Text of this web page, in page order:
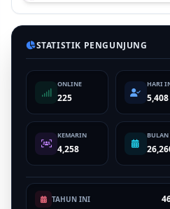
STATISTIK PENGUNJUNG
ONLINE
225
HARI
5,408
KEMARIN
4,258
TAHUN INI